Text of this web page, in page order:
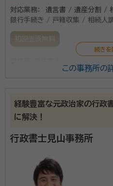
対応業務：
遺言書 / 遺産分割 /
銀行手続き / 戸籍収集 / 相続人
初回面談無料
この事務所の
経験豊富な元政治家の行政
に解決！
行政書士見山事務所